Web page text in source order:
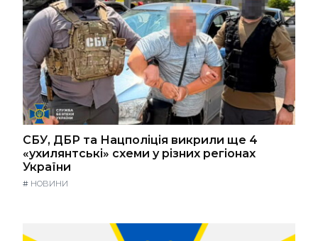
СБУ, ДБР та Нацполіція викрили ще 4
«ухилянтські» схеми у різних регіонах
України
# НОВИНИ